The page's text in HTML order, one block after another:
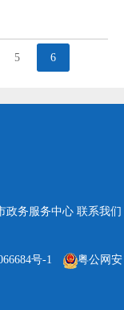
5 6
政务服务中心 联系我们
号-1
粤公网安